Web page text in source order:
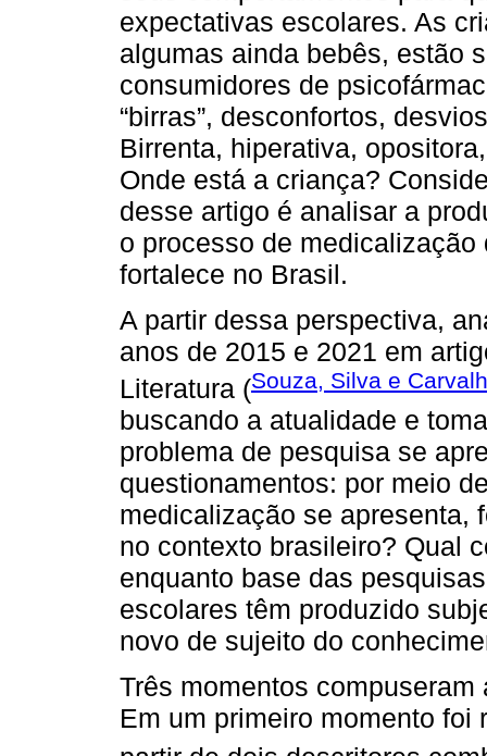
expectativas escolares. As
algumas ainda bebês, estão
consumidores de
“birras”, desconfortos,
Birrenta, hiperativa,
Onde está a criança?
desse artigo é analisar a
o processo de
fortalece no Brasil.
A partir dessa perspectiva,
anos de 2015 e 2021 em
Literatura (Souza, Silva e
buscando a atualidade e
problema de pesquisa se
questionamentos: por meio
medicalização se apresenta,
no contexto brasileiro? Qual
enquanto base das
escolares têm produzido
novo de sujeito do
Três momentos
Em um primeiro momento foi